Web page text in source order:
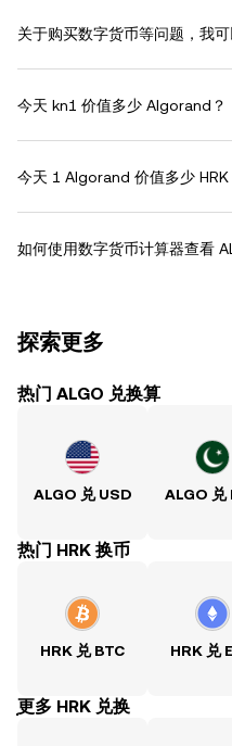
关于购买数字货币等问题，我
今天 kn1 价值多少 Algorand？
今天 1 Algorand 价值多少 HRK
如何使用数字货币计算器查看
探索更多
热门 ALGO 兑换算
ALGO 兑 USD ALGO 兑
热门 HRK 换币
HRK 兑 BTC HRK 兑
ִִִִִִִִִִִִִִִִִִִִִִִִִִִִִִִִִִִִִִִִִִִִִִִִ更多 HRK 兑换